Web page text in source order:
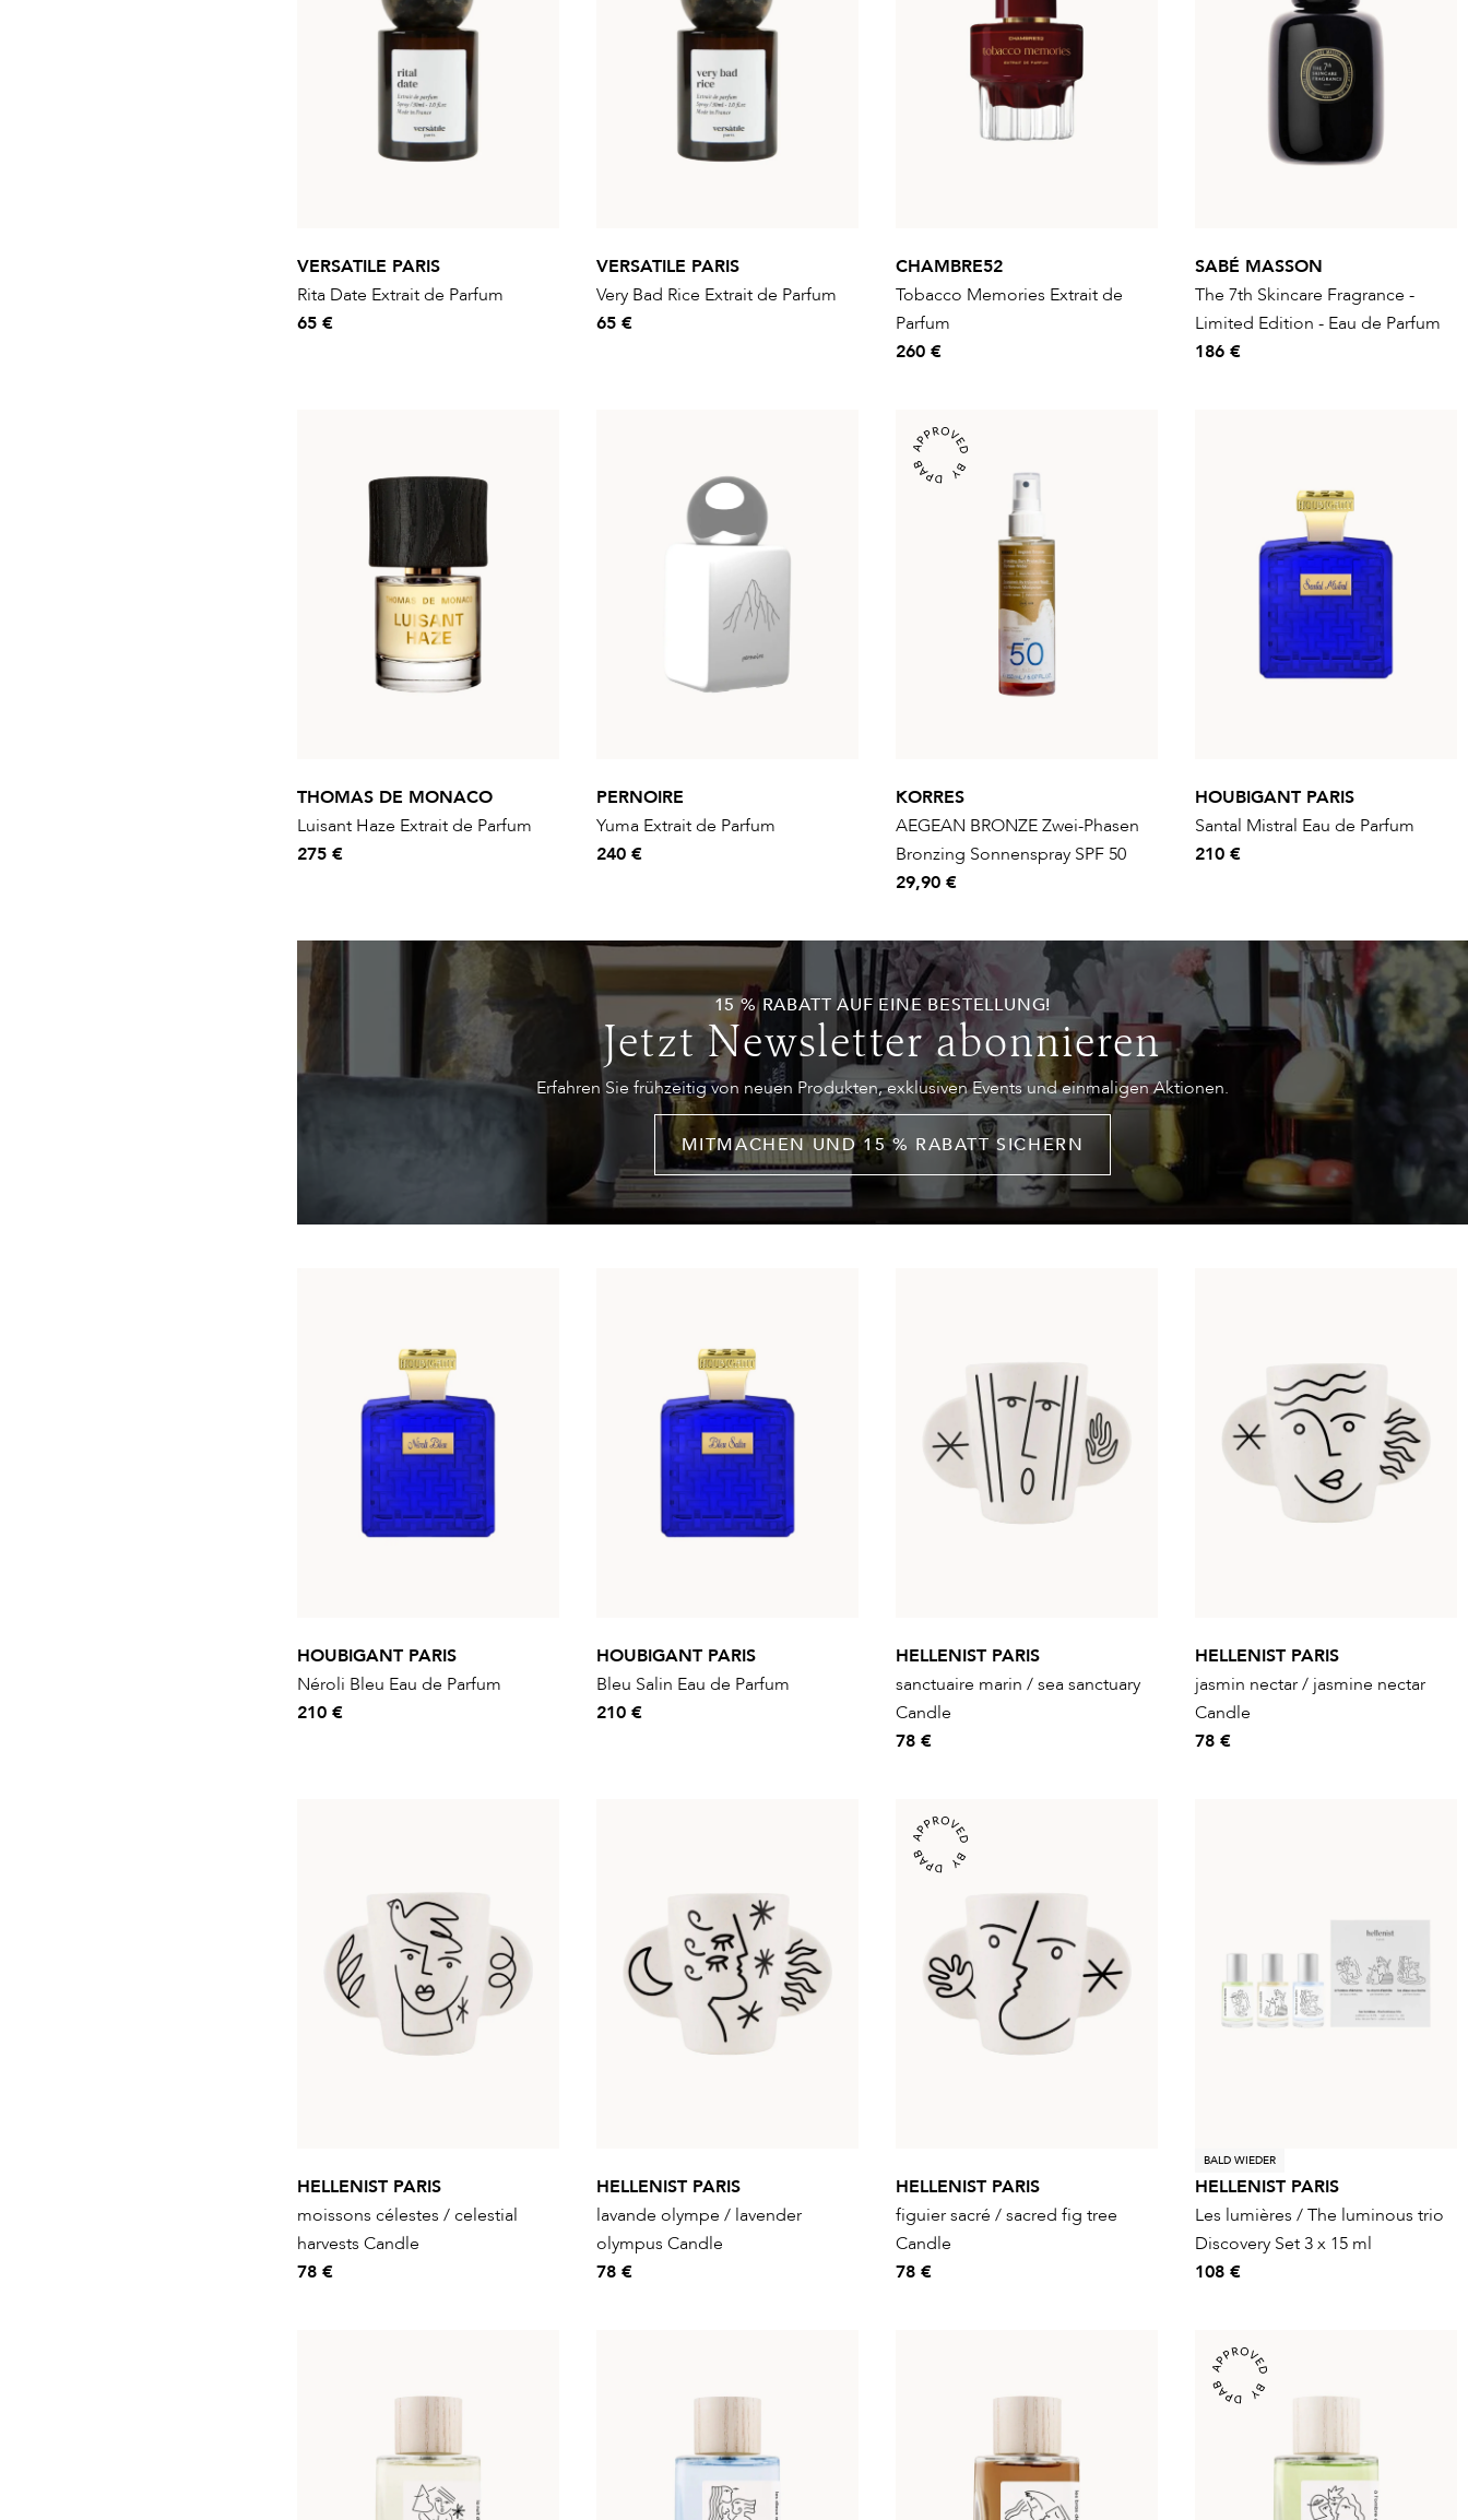
VERSATILE PARIS
Rita Date Extrait de Parfum
65 €
VERSATILE PARIS
Very Bad Rice Extrait de Parfum
65 €
CHAMBRE52
Tobacco Memories Extrait de
Parfum
260 €
SABÉ MASSON
The 7th Skincare Fragrance -
Limited Edition - Eau de Parfum
186 €
THOMAS DE MONACO
Luisant Haze Extrait de Parfum
275 €
PERNOIRE
Yuma Extrait de Parfum
240 €
KORRES
AEGEAN BRONZE Zwei-Phasen
Bronzing Sonnenspray SPF 50
29,90 €
HOUBIGANT PARIS
Santal Mistral Eau de Parfum
210 €
15 % RABATT AUF EINE BESTELLUNG!
Jetzt Newsletter abonnieren
Erfahren Sie frühzeitig von neuen Produkten, exklusiven Events und einmaligen Aktionen.
MITMACHEN UND 15 % RABATT SICHERN
HOUBIGANT PARIS
Néroli Bleu Eau de Parfum
210 €
HOUBIGANT PARIS
Bleu Salin Eau de Parfum
210 €
HELLENIST PARIS
sanctuaire marin / sea sanctuary
Candle
78 €
HELLENIST PARIS
jasmin nectar / jasmine nectar
Candle
78 €
HELLENIST PARIS
moissons célestes / celestial
harvests Candle
78 €
HELLENIST PARIS
lavande olympe / lavender
olympus Candle
78 €
HELLENIST PARIS
figuier sacré / sacred fig tree
Candle
78 €
BALD WIEDER
HELLENIST PARIS
Les lumières / The luminous trio
Discovery Set 3 x 15 ml
108 €